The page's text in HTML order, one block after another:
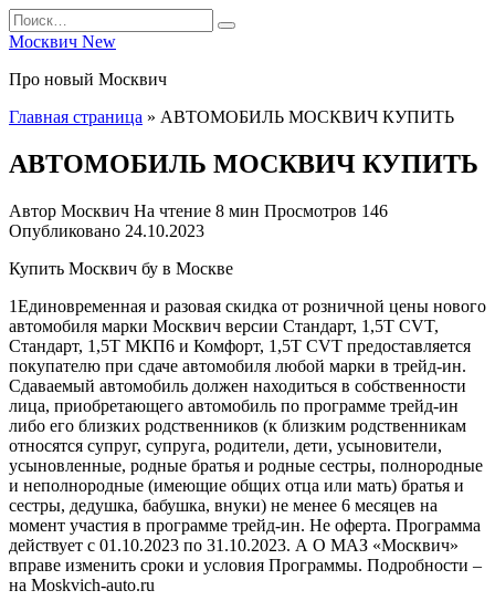
Перейти
к
Search
for:
Москвич New
Про новый Москвич
Главная страница » АВТОМОБИЛЬ МОСКВИЧ КУПИТЬ
АВТОМОБИЛЬ МОСКВИЧ КУПИТЬ
Автор Москвич На чтение 8 мин Просмотров 146
Опубликовано 24.10.2023
Купить Москвич бу в Москве
1Единовременная и разовая скидка от розничной цены нового
автомобиля марки Москвич версии Стандарт, 1,5Т CVT,
Стандарт, 1,5Т МКП6 и Комфорт, 1,5Т CVT предоставляется
покупателю при сдаче автомобиля любой марки в трейд-ин.
Сдаваемый автомобиль должен находиться в собственности
лица, приобретающего автомобиль по программе трейд-ин
либо его близких родственников (к близким родственникам
относятся супруг, супруга, родители, дети, усыновители,
усыновленные, родные братья и родные сестры, полнородные
и неполнородные (имеющие общих отца или мать) братья и
сестры, дедушка, бабушка, внуки) не менее 6 месяцев на
момент участия в программе трейд-ин. Не оферта. Программа
действует с 01.10.2023 по 31.10.2023. А О МАЗ «Москвич»
вправе изменить сроки и условия Программы. Подробности –
на Moskvich-auto.ru